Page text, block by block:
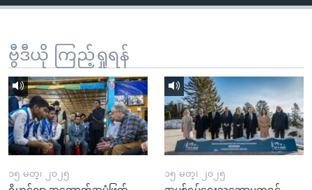
ဗွီဒီယို ကြည့်ရှုရန်
၁၅ မတ္၊ ၂၀၂၅ ၁၅ မတ္၊ ၂၀၂၅